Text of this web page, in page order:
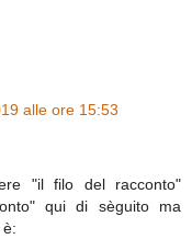
alle ore 15:53
"il filo del racconto"
qui di sèguito ma